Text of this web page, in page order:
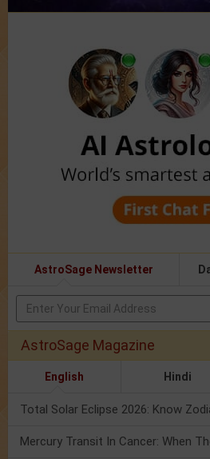
AstroSage Newsletter
AstroSage Magazine
English Hindi
Total Solar Eclipse 2026: Know